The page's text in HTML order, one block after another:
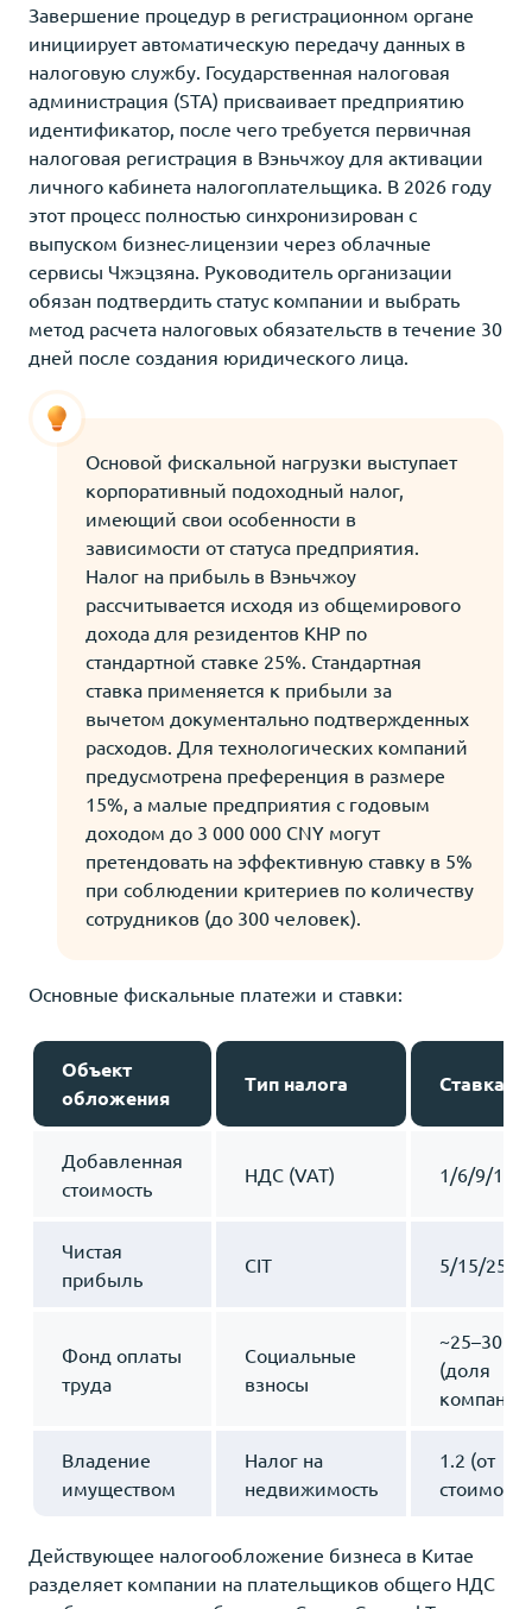
Завершение процедур в регистрационном органе
инициирует автоматическую передачу данных в
налоговую службу. Государственная налоговая
администрация (STA) присваивает предприятию
идентификатор, после чего требуется первичная
налоговая регистрация в Вэньчжоу для активации
личного кабинета налогоплательщика. В 2026 году
этот процесс полностью синхронизирован с
выпуском бизнес-лицензии через облачные
сервисы Чжэцзяна. Руководитель организации
обязан подтвердить статус компании и выбрать
метод расчета налоговых обязательств в течение 30
дней после создания юридического лица.
Основой фискальной нагрузки выступает
корпоративный подоходный налог,
имеющий свои особенности в
зависимости от статуса предприятия.
Налог на прибыль в Вэньчжоу
рассчитывается исходя из общемирового
дохода для резидентов КНР по
стандартной ставке 25%. Стандартная
ставка применяется к прибыли за
вычетом документально подтвержденных
расходов. Для технологических компаний
предусмотрена преференция в размере
15%, а малые предприятия с годовым
доходом до 3 000 000 CNY могут
претендовать на эффективную ставку в 5%
при соблюдении критериев по количеству
сотрудников (до 300 человек).
Основные фискальные платежи и ставки:
Объект
обложения
Тип налога Ставка, %
Добавленная
стоимость
НДС (VAT) 1/6/9/13
Чистая
прибыль
CIT 5/15/25
Фонд оплаты
труда
Социальные
взносы
~25–30
(доля
Владение
имуществом
Налог на
недвижимость
1.2 (от
Действующее налогообложение бизнеса в Китае
разделяет компании на плательщиков общего НДС